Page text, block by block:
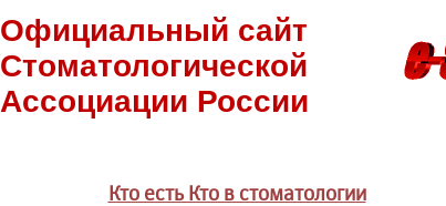
Официальный сайт
Стоматологической
Ассоциации России
Кто есть Кто в стоматологии